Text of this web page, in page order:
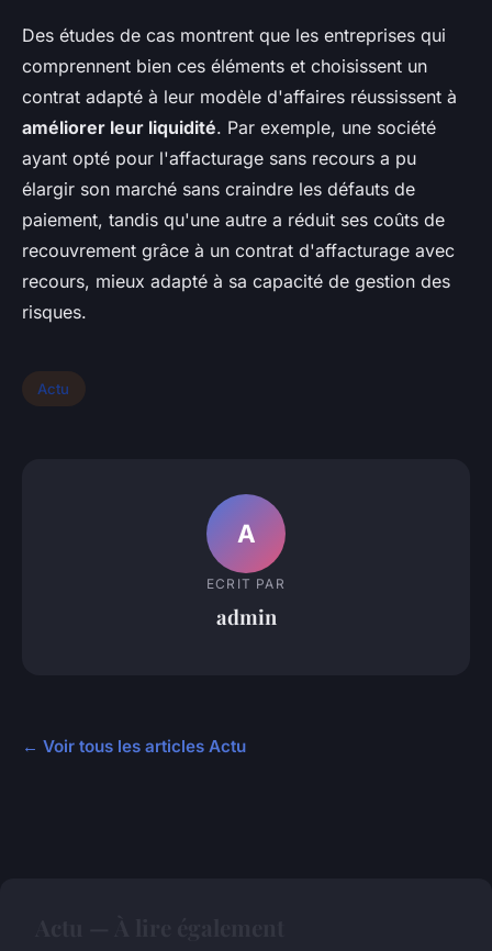
Des études de cas montrent que les entreprises qui
comprennent bien ces éléments et choisissent un
contrat adapté à leur modèle d'affaires réussissent à
améliorer leur liquidité. Par exemple, une société
ayant opté pour l'affacturage sans recours a pu
élargir son marché sans craindre les défauts de
paiement, tandis qu'une autre a réduit ses coûts de
recouvrement grâce à un contrat d'affacturage avec
recours, mieux adapté à sa capacité de gestion des
risques.
Actu
A
ECRIT PAR
admin
← Voir tous les articles Actu